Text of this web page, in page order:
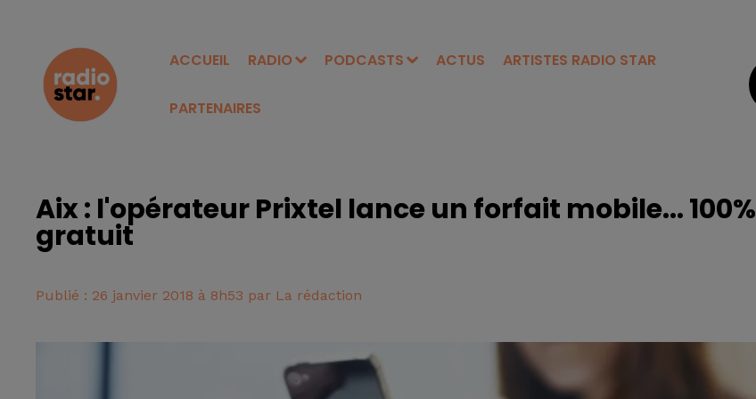
ACCUEIL RADIO PODCASTS ACTUS ARTISTES RADIO STAR
PARTENAIRES
Aix : l'opérateur Prixtel lance un forfait mobile... 100%
gratuit
Publié : 26 janvier 2018 à 8h53 par La rédaction